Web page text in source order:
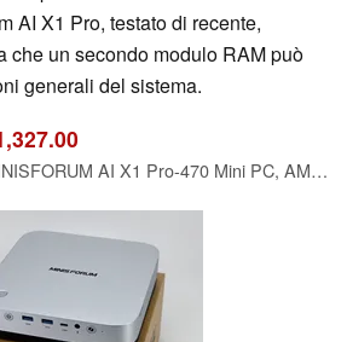
AI X1 Pro, testato di recente,
che un secondo modulo RAM può
generali del sistema.
MINISFORUM AI X1 Pro-470 Mini PC, AMD Ryzen AI 9 HX470 (12C/24T, up to 5.2 GHz), Radeon 890M, 32 GB DDR5 RAM, 1 TB PCIe 4.0 SSD, 4K Quad-Display, Dual 2,5G LAN, Wi-Fi 7, Bluetooth 5.4, OCuLink